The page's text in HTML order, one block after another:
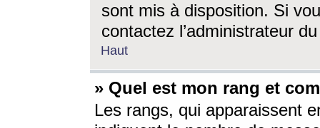
sont mis à disposition. Si
contactez l’administrateur
Haut
» Quel est mon rang et
Les rangs, qui apparaissent